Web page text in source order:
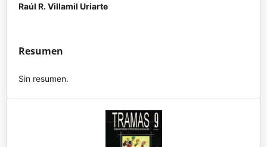
Raúl R. Villamil Uriarte
Resumen
Sin resumen.